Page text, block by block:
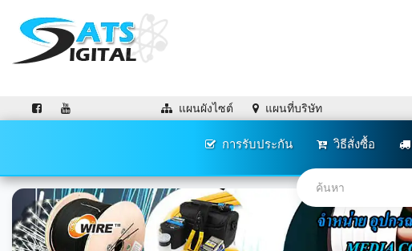
แผนผังไซต์ แผนที่บริษัท
การรับประกัน วิธีสั่งซื้อ